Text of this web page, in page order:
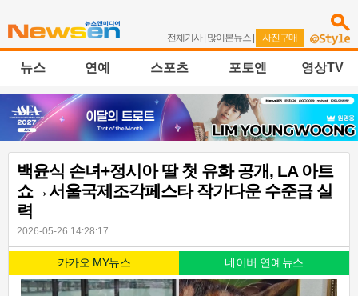
전체기사| 많이본뉴스 | 사진구매
뉴스 연예 스포츠 포토엔 영상TV
백윤식 손녀+정시아 딸 첫 유화 공개, LA 아트
쇼→서울국제조각페스타 작가다운 수준급 실
력
2026-05-26 14:28:17
카카오 MY뉴스 네이버 연예뉴스